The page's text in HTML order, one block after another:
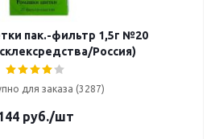
пак.-фильтр 1,5г №20
Россия)
для заказа (3287)
руб./шт